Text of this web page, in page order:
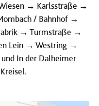
→ Karlsstraße →
/ Bahnhof →
→ Turmstraße →
Lein → Westring →
In der Dalheimer